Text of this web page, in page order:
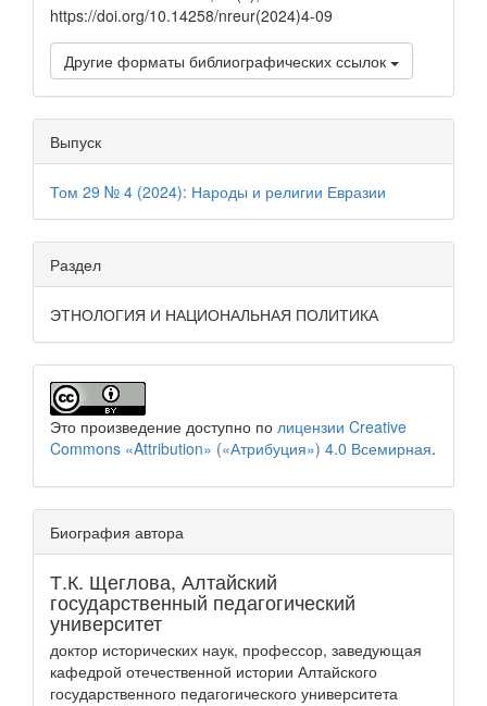
https://doi.org/10.14258/nreur(2024)4-09
Другие форматы библиографических ссылок
Выпуск
Том 29 № 4 (2024): Народы и религии Евразии
Раздел
ЭТНОЛОГИЯ И НАЦИОНАЛЬНАЯ ПОЛИТИКА
Это произведение доступно по лицензии Creative
Commons «Attribution» («Атрибуция») 4.0 Всемирная.
Биография автора
Т.К. Щеглова, Алтайский
государственный педагогический
университет
доктор исторических наук, профессор, заведующая
кафедрой отечественной истории Алтайского
государственного педагогического университета